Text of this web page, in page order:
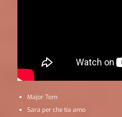
Major Tom
Sara per che tia amo